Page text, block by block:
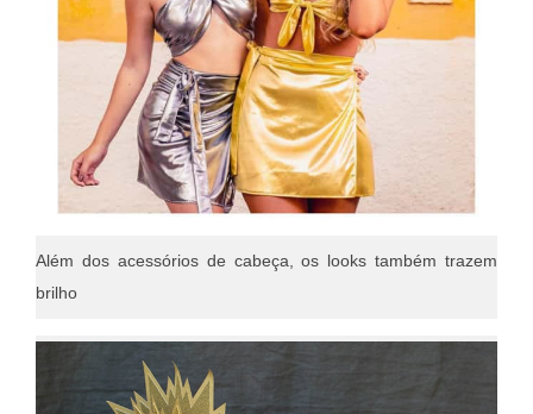
Além dos acessórios de cabeça, os looks também trazem
brilho